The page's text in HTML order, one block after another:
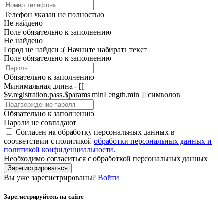
Телефон указан не полностью
Не найдено
Поле обязательно к заполнению
Не найдено
Город не найден :( Начните набирать текст
Поле обязательно к заполнению
Обязательно к заполнению
Минимальная длина - [[
$v.registration.pass.$params.minLength.min ]] символов
Обязательно к заполнению
Пароли не совпадают
Согласен на обработку персональных данных в
соответствии с политикой обработки персональных данных и
политикой конфиденциальности.
Необходимо согласиться с обработкой персональных данных
Зарегистрироваться
Вы уже зарегистрированы? Войти
Зарегистрируйтесь на сайте